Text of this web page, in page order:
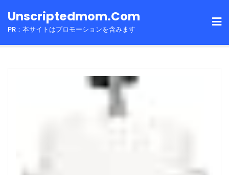
toUnscriptedmom.com
PR：本サイトはプロモーションを含みます